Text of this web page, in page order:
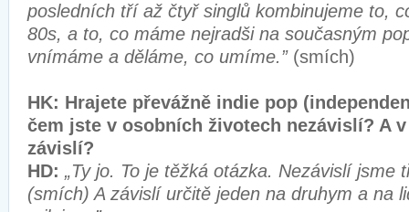
posledních tří až čtyř singlů kombinujeme to,
80s, a to, co máme nejradši na současným
vnímáme a děláme, co umíme.”(smích)
HK: Hrajete převážně indie pop
čem jste v osobních životech nezávislí? A
závislí?
HD: „Ty jo. To je těžká otázka. Nezávislí jsme
(smích) A závislí určitě jeden na druhym a na